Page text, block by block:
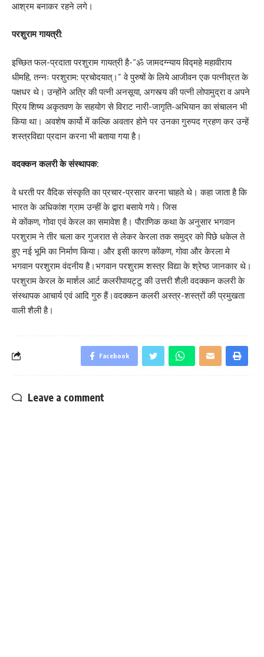
आश्रम बनाकर रहने लगे।
परशुराम गायत्री:
इच्छित फल-प्रदाता परशुराम गायत्री है-“ॐ जामदग्न्याय विद्महे महावीराय
धीमहि, तन्नः परशुराम: प्रचोदयात्।” वे पुरुषों के लिये आजीवन एक पत्नीव्रत के
पक्षधर थे। उन्होंने अत्रि की पत्नी अनसूया, अगस्त्य की पत्नी लोपामुद्रा व अपने
प्रिय शिष्य अकृतवण के सहयोग से विराट नारी-जागृति-अभियान का संचालन भी
किया था। अवशेष कार्यो में कल्कि अवतार होने पर उनका गुरुपद ग्रहण कर उन्हें
शस्त्रविद्या प्रदान करना भी बताया गया है।
वदक्कन कलरी के संस्थापक:
वे धरती पर वैदिक संस्कृति का प्रचार-प्रसार करना चाहते थे। कहा जाता है कि
भारत के अधिकांश ग्राम उन्हीं के द्वारा बसाये गये। जिस
मे कोंकण, गोवा एवं केरल का समावेश है। पौराणिक कथा के अनुसार भगवान
परशुराम ने तीर चला कर गुजरात से लेकर केरला तक समुद्र को पिछे धकेल ते
हुए नई भूमि का निर्माण किया। और इसी कारण कोंकण, गोवा और केरला मे
भगवान परशुराम वंदनीय है।भगवान परशुराम शस्त्र विद्या के श्रेष्ठ जानकार थे।
परशुराम केरल के मार्शल आर्ट कलरीपायट्टु की उत्तरी शैली वदक्कन कलरी के
संस्थापक आचार्य एवं आदि गुरु हैं।वदक्कन कलरी अस्त्र-शस्त्रों की प्रमुखता
वाली शैली है।
Facebook
Leave a comment